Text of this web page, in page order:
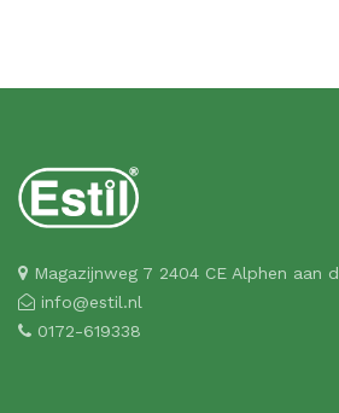
Magazijnweg 7 2404 CE Alphen aan
info@estil.nl
0172-619338